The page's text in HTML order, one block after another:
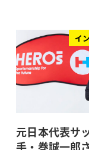
イ
元日本代表サ
手・巻誠一郎